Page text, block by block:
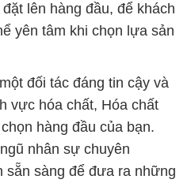
lên hàng đầu, để khách
yên tâm khi chọn lựa sản
đối tác đáng tin cậy và
vực hóa chất, Hóa chất
hàng đầu của bạn.
nhân sự chuyên
sẵn sàng để đưa ra những